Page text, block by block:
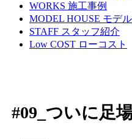
WORKS 施工事例
MODEL HOUSE モデ
STAFF スタッフ紹介
Low COST ローコスト
#09_ついに足